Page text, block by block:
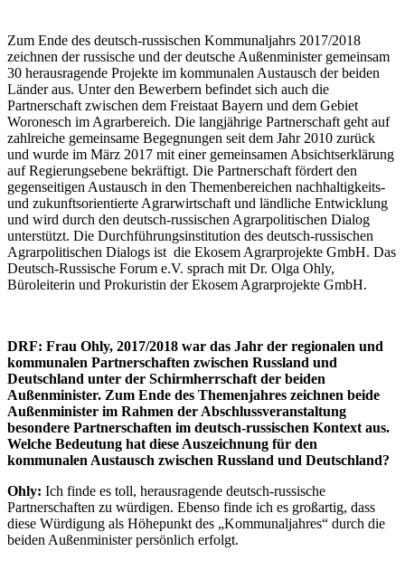
Zum Ende des deutsch-russischen Kommunaljahrs 2017/2018
zeichnen der russische und der deutsche Außenminister gemeinsam
30 herausragende Projekte im kommunalen Austausch der beiden
Länder aus. Unter den Bewerbern befindet sich auch die
Partnerschaft zwischen dem Freistaat Bayern und dem Gebiet
Woronesch im Agrarbereich. Die langjährige Partnerschaft geht auf
zahlreiche gemeinsame Begegnungen seit dem Jahr 2010 zurück
und wurde im März 2017 mit einer gemeinsamen Absichtserklärung
auf Regierungsebene bekräftigt. Die Partnerschaft fördert den
gegenseitigen Austausch in den Themenbereichen nachhaltigkeits-
und zukunftsorientierte Agrarwirtschaft und ländliche Entwicklung
und wird durch den deutsch-russischen Agrarpolitischen Dialog
unterstützt. Die Durchführungsinstitution des deutsch-russischen
Agrarpolitischen Dialogs ist die Ekosem Agrarprojekte GmbH. Das
Deutsch-Russische Forum e.V. sprach mit Dr. Olga Ohly,
Büroleiterin und Prokuristin der Ekosem Agrarprojekte GmbH.
DRF: Frau Ohly, 2017/2018 war das Jahr der regionalen und
kommunalen Partnerschaften zwischen Russland und
Deutschland unter der Schirmherrschaft der beiden
Außenminister. Zum Ende des Themenjahres zeichnen beide
Außenminister im Rahmen der Abschlussveranstaltung
besondere Partnerschaften im deutsch-russischen Kontext aus.
Welche Bedeutung hat diese Auszeichnung für den
kommunalen Austausch zwischen Russland und Deutschland?
Ohly: Ich finde es toll, herausragende deutsch-russische
Partnerschaften zu würdigen. Ebenso finde ich es großartig, dass
diese Würdigung als Höhepunkt des „Kommunaljahres“ durch die
beiden Außenminister persönlich erfolgt.